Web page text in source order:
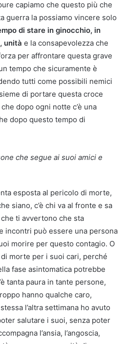
capiamo che questo più che
guerra la possiamo vincere solo
di stare in ginocchio, in
unità e la consapevolezza che
per affrontare questa grave
tempo che sicuramente è
tutti come possibili nemici
di portare questa croce
dopo ogni notte c’è una
dopo questo tempo di
che segue ai suoi amici e
esposta al pericolo di morte,
siano, c’è chi va al fronte e sa
ti avvertono che sta
incontri può essere una persona
morire per questo contagio. O
morte per i suoi cari, perché
fase asintomatica potrebbe
tanta paura in tante persone,
hanno qualche caro,
l’altra settimana ho avuto
salutare i suoi, senza poter
l’ansia, l’angoscia,